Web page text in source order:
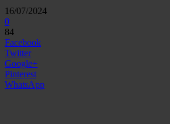
16/07/2024
0
84
Facebook
Twitter
Google+
Pinterest
WhatsApp